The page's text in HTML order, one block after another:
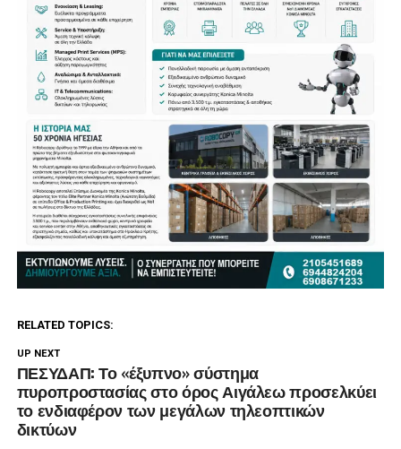
RELATED TOPICS:
UP NEXT
ΠΕΣΥΔΑΠ: Το «έξυπνο» σύστημα
πυροπροστασίας στο όρος Αιγάλεω προσελκύει
το ενδιαφέρον των μεγάλων τηλεοπτικών
δικτύων